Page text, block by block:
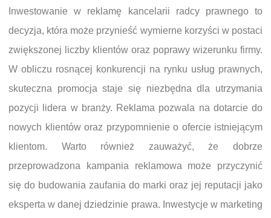
Inwestowanie w reklamę kancelarii radcy prawnego to
decyzja, która może przynieść wymierne korzyści w postaci
zwiększonej liczby klientów oraz poprawy wizerunku firmy.
W obliczu rosnącej konkurencji na rynku usług prawnych,
skuteczna promocja staje się niezbędna dla utrzymania
pozycji lidera w branży. Reklama pozwala na dotarcie do
nowych klientów oraz przypomnienie o ofercie istniejącym
klientom. Warto również zauważyć, że dobrze
przeprowadzona kampania reklamowa może przyczynić
się do budowania zaufania do marki oraz jej reputacji jako
eksperta w danej dziedzinie prawa. Inwestycje w marketing